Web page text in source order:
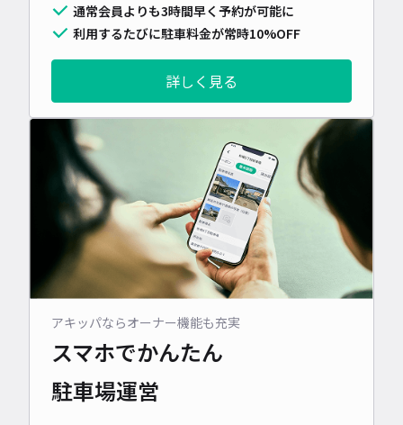
通常会員よりも3時間早く予約が可能に
利用するたびに駐車料金が常時10%OFF
詳しく見る
アキッパならオーナー機能も充実
スマホでかんたん
駐車場運営